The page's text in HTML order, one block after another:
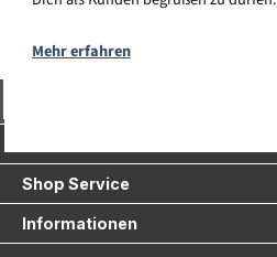
Mehr erfahren
Shop Service
Informationen